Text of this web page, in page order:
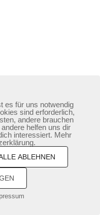
Kontakt
es für uns notwendig
sind erforderlich,
andere brauchen
helfen uns dir
interessiert. Mehr
ABLEHNEN